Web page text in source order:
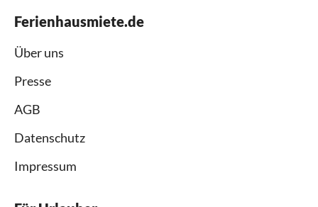
Ferienhausmiete.de
Über uns
Presse
AGB
Datenschutz
Impressum